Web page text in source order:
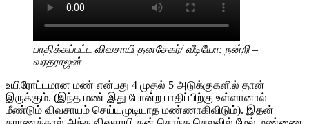
பாதிக்கப்பட்ட விவசாயி தனசேகர்/ வீடியோ: நன்றி –
வரதராஜன்
உயிரோட்டமான மண் என்பது 4 முதல் 5 அடுக்குகளில் தான்
இருக்கும். (இந்த மண் இது போன்ற பாதிப்பிற்கு உள்ளானால்
மீண்டும் விவசாயம் செய்யமுடியாத மண்ணாகிவிடும்). இதன்